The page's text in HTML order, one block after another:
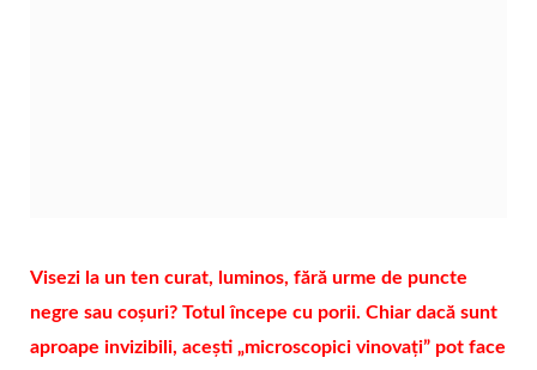
Visezi la un ten curat, luminos, fără urme de puncte
negre sau coșuri? Totul începe cu porii. Chiar dacă sunt
aproape invizibili, acești „microscopici vinovați” pot face